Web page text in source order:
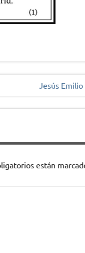
Jesús
están